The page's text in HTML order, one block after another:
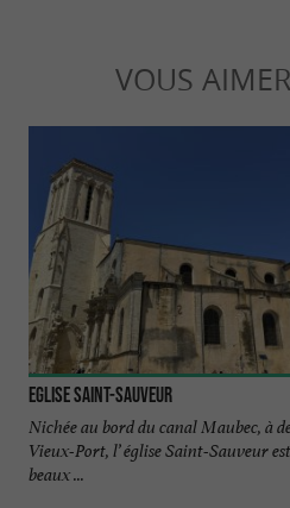
VOUS
Eglise Saint-Sauveur
Nichée au bord du canal Maubec, à
Vieux-Port, l’ église Saint-Sauveur
beaux ...